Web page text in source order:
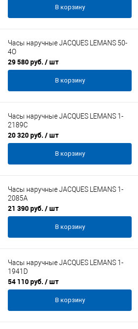
В корзину
Часы наручные JACQUES LEMANS 50-
4O
29 580 руб. / шт
В корзину
Часы наручные JACQUES LEMANS 1-
2189C
20 320 руб. / шт
В корзину
Часы наручные JACQUES LEMANS 1-
2085A
21 390 руб. / шт
В корзину
Часы наручные JACQUES LEMANS 1-
1941D
54 110 руб. / шт
В корзину